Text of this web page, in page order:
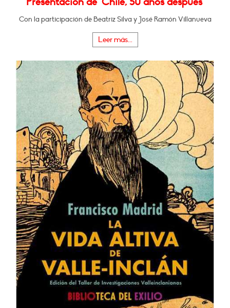
Con la participación de Beatriz Silva y José Ramón Villanueva
Leer más...